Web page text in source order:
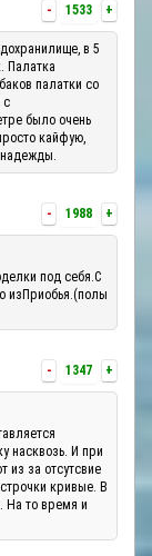
- 1533 +
в 5
Палатка
палатки со
с
было очень
кайфую,
- 1988 +
под себя.С
изПриобья.(полы
- 1347 +
насквозь. И при
из за отсутсвие
кривые. В
На то время и